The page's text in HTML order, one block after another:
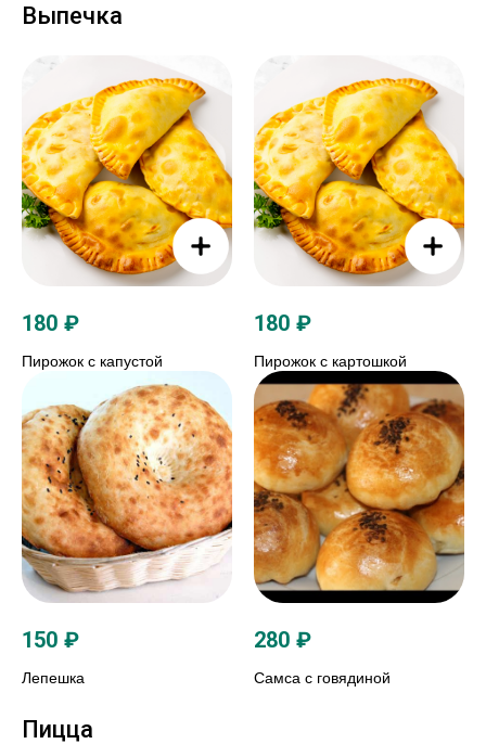
Выпечка
180 ₽
Пирожок с капустой
180 ₽
Пирожок с картошкой
150 ₽
Лепешка
280 ₽
Самса с говядиной
Пицца